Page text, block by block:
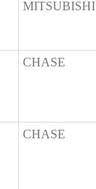
MITSUBISHI
CHASE
CHASE